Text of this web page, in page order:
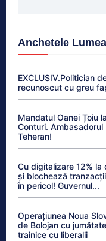
Anchetele
EXCLUSIV.Politician
recunoscut cu greu
Mandatul Oanei Țoiu
Conturi.
Teheran!
Cu digitalizare 12%
și blochează
în pericol! Guvernul...
Operațiunea Noua
de Bolojan cu
trainice cu liberalii